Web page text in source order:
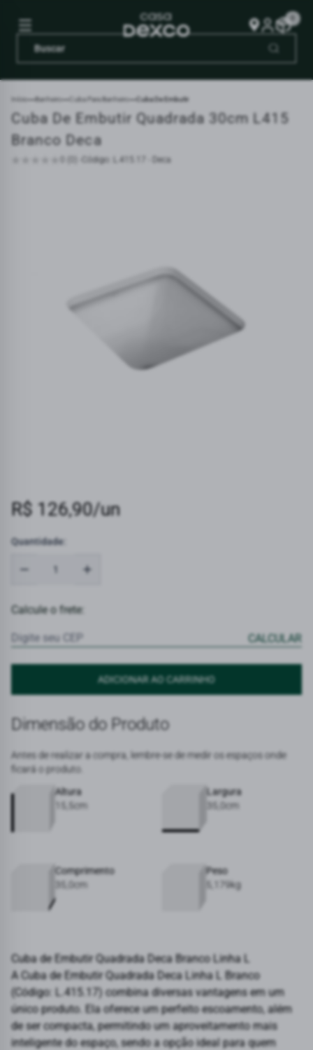
Início Banheiro Cuba Para Banheiro Cuba De Embutir
Cuba De Embutir Quadrada 30cm L415
Branco Deca
Código: L.415.17 - Deca
R$ 126,90/un
Quantidade:
Calcule o frete:
Dimensão do Produto
Antes de realizar a compra, lembre-se de medir os espaços onde
ficará o produto.
Altura
15,5cm
Largura
35,0cm
Comprimento
35,0cm
Peso
5,179kg
Cuba de Embutir Quadrada Deca Branco Linha L
A Cuba de Embutir Quadrada Deca Linha L Branco
(Código: L.415.17) combina diversas vantagens em um
único produto. Ela oferece um perfeito escoamento, além
de ser compacta, permitindo um aproveitamento mais
inteligente do espaço, sendo a opção ideal para quem